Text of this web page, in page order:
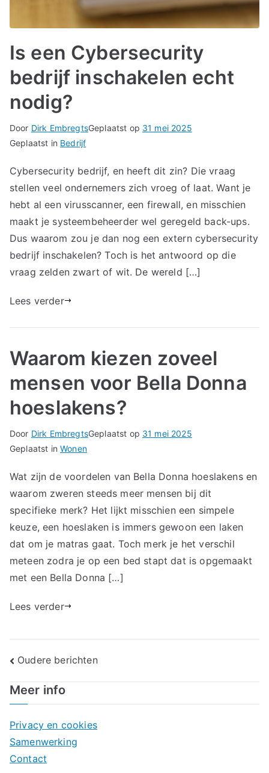
Is een Cybersecurity
bedrijf inschakelen echt
nodig?
Door Dirk EmbregtsGeplaatst op 31 mei 2025
Geplaatst in Bedrijf
Cybersecurity bedrijf, en heeft dit zin? Die vraag
stellen veel ondernemers zich vroeg of laat. Want je
hebt al een virusscanner, een firewall, en misschien
maakt je systeembeheerder wel geregeld back-ups.
Dus waarom zou je dan nog een extern cybersecurity
bedrijf inschakelen? Toch is het antwoord op die
vraag zelden zwart of wit. De wereld […]
Lees verder
Waarom kiezen zoveel
mensen voor Bella Donna
hoeslakens?
Door Dirk EmbregtsGeplaatst op 31 mei 2025
Geplaatst inWonen
Wat zijn de voordelen van Bella Donna hoeslakens en
waarom zweren steeds meer mensen bij dit
specifieke merk? Het lijkt misschien een simpele
keuze, een hoeslaken is immers gewoon een laken
dat om je matras gaat. Toch merk je het verschil
meteen zodra je op een bed stapt dat is opgemaakt
met een Bella Donna […]
Lees verder
Berichtennavigatie
Oudere berichten
Meer info
Privacy en cookies
Samenwerking
Contact